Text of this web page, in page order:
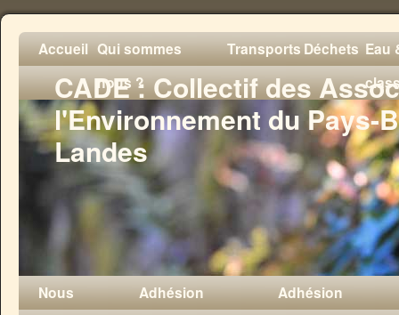
CADE : Collectif des
l'Environnement du Pays-
Landes
Accueil Qui sommes
nous ?
TransportsDéchets Eau
Nous
Adhésion
Adhésion